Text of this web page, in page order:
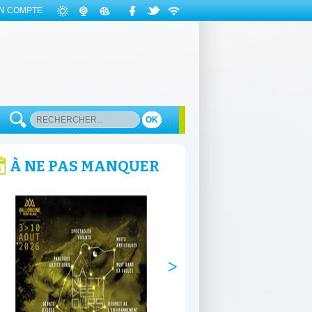
COMPTE
OK
À NE PAS MANQUER